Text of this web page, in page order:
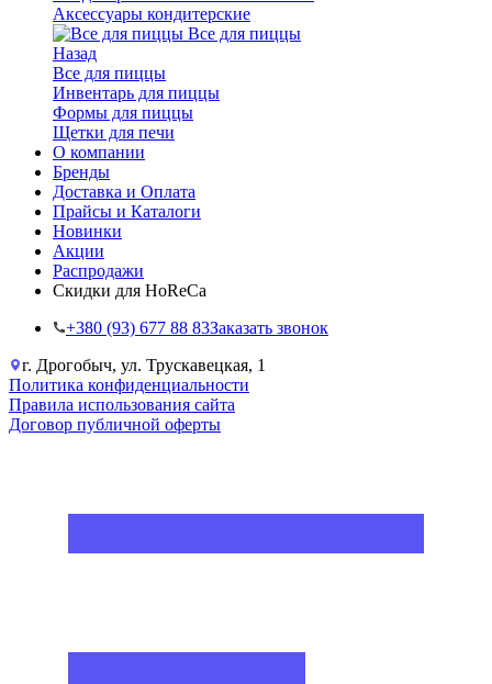
Аксессуары кондитерские
Все для пиццы
Назад
Все для пиццы
Инвентарь для пиццы
Формы для пиццы
Щетки для печи
О компании
Бренды
Доставка и Оплата
Прайсы и Каталоги
Новинки
Акции
Распродажи
Скидки для HoReCa
+38‎0 (93) 677 88 83Заказать звонок
г. Дрогобыч, ул. Трускавецкая, 1
Политика конфиденциальности
Правила использования сайта
Договор публичной оферты